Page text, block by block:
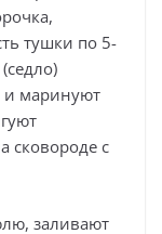
тушки по 5-
и маринуют
сковороде с
заливают